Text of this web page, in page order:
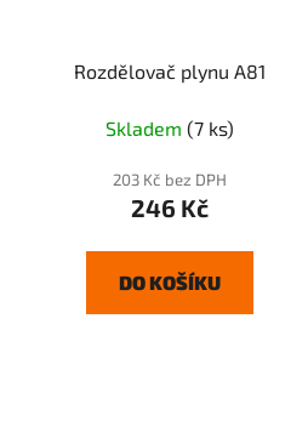
Rozdělovač plynu A81
Skladem (7 ks)
203 Kč bez DPH
246 Kč
DO KOŠÍKU